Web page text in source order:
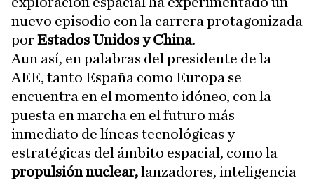
nuevo episodio con la carrera protagonizada
porEstados Unidos y China.
Aun así, en palabras del presidente de la
AEE, tanto España como Europa se
encuentra en el momento idóneo, con la
puesta en marcha en el futuro más
inmediato de líneas tecnológicas y
estratégicas del ámbito espacial, como la
propulsión nuclear,lanzadores, inteligencia